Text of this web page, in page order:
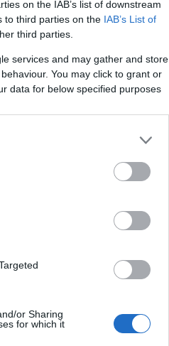
on the IAB’s list of downstream
to third parties on the IAB’s List of
third parties.
services and may gather and store
You may click to grant or
data for below specified purposes
or Sharing
for which it
την
τις
να
τις
των
όλοι